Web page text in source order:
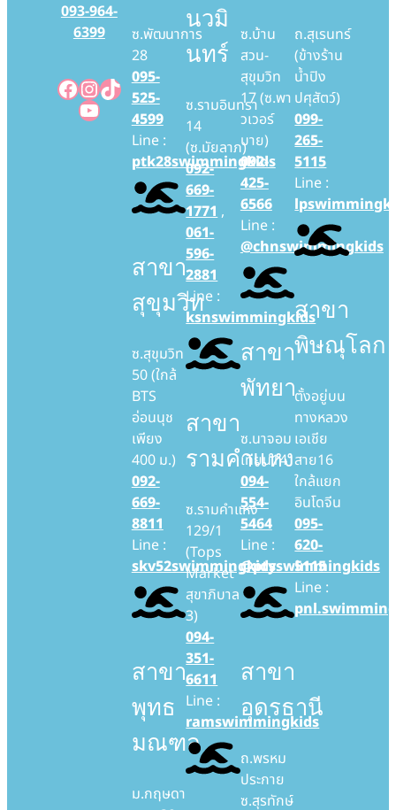
093-964-
6399
Facebook
Instagram
TikTok
YouTube
ซ.พัฒนาการ
28
095-
525-
4599
Line :
ptk28swimmingkids
สาขา
สุขุมวิท
ซ.สุขุมวิท
50 (ใกล้
BTS
อ่อนนุช
เพียง
400 ม.)
092-
669-
8811
Line :
skv52swimmingkids
สาขา
พุทธ
มณฑล
ม.กฤษดา
นวมิ
นทร์
ซ.รามอินทรา
14
(ซ.มัยลาภ)
092-
669-
1771,
061-
596-
2881
Line :
ksnswimmingkids
สาขา
รามคำแหง
ซ.รามคำแหง
129/1
(Tops
Market
สุขาภิบาล
3)
094-
351-
6611
Line :
ramswimmingkids
ซ.บ้าน
สวน-
สุขุมวิท
17 (ซ.พา
วเวอร์
บาย)
092-
425-
6566
Line :
@chnswimmingkids
สาขา
พัทยา
ซ.นาจอม
เทียน14
094-
554-
5464
Line :
@ptyswimmingkids
สาขา
อุดรธานี
ถ.พรหม
ประกาย
ซ.สุรทักษ์
ถ.สุเรนทร์
(ข้างร้าน
น้ำปิง
ปศุสัตว์)
099-
265-
5115
Line :
สาขา
พิษณุโลก
ตั้งอยู่บน
ทางหลวง
เอเชีย
สาย16
ใกล้แยก
อินโดจีน
095-
620-
5115
Line :